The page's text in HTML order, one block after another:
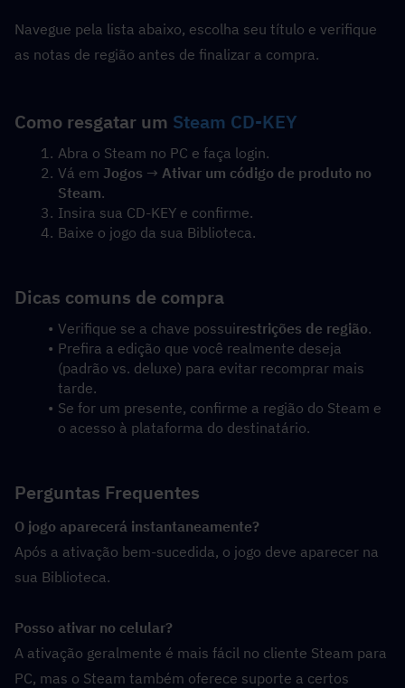
Navegue pela lista abaixo, escolha seu título e verifique
as notas de região antes de finalizar a compra.
Como resgatar um Steam CD-KEY
Abra o Steam no PC e faça login.
Vá em Jogos → Ativar um código de produto no
Steam.
Insira sua CD-KEY e confirme.
Baixe o jogo da sua Biblioteca.
Dicas comuns de compra
Verifique se a chave possuirestrições de região.
Prefira a edição que você realmente deseja
(padrão vs. deluxe) para evitar recomprar mais
tarde.
Se for um presente, confirme a região do Steam e
o acesso à plataforma do destinatário.
Perguntas Frequentes
O jogo aparecerá instantaneamente?
Após a ativação bem-sucedida, o jogo deve aparecer na
sua Biblioteca.
Posso ativar no celular?
A ativação geralmente é mais fácil no cliente Steam para
PC, mas o Steam também oferece suporte a certos